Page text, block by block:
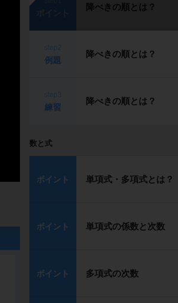
降べきの順とは？
例題
降べきの順とは？
練習
降べきの順とは？
数と式
ポイント 単項式・多項式とは？
ポイント 単項式の係数と次数
ポイント 多項式の次数